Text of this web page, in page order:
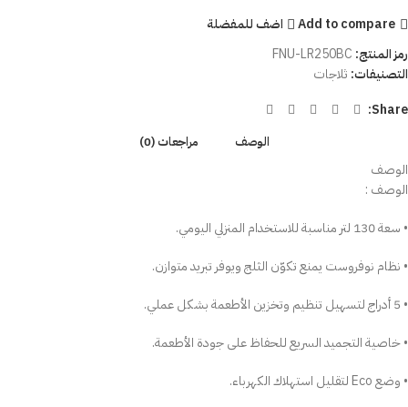
Add to compare
اضف للمفضلة
رمز المنتج: FNU-LR250BC
التصنيفات: ثلاجات
Share:
الوصف مراجعات (0)
الوصف
الوصف :
• سعة 130 لتر مناسبة للاستخدام المنزلي اليومي.
• نظام نوفروست يمنع تكوّن الثلج ويوفر تبريد متوازن.
• 5 أدراج لتسهيل تنظيم وتخزين الأطعمة بشكل عملي.
• خاصية التجميد السريع للحفاظ على جودة الأطعمة.
• وضع Eco لتقليل استهلاك الكهرباء.